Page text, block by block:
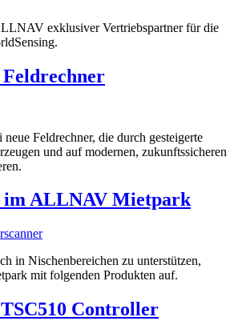
exklusiver Vertriebspartner für die
Feldrechner, die durch gesteigerte
und auf modernen, zukunftssicheren
im ALLNAV Mietpark
in Nischenbereichen zu unterstützen,
mit folgenden Produkten auf.
Controller